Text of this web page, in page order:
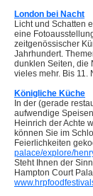
London bei Nacht
Licht und Schatten
eine
zeitgenössischer
Jahrhundert.
dunklen Seiten, die
vieles mehr. Bis 11.
Königliche Küche
In der (gerade
aufwendige
Heinrich der Achte
können Sie im
Feierlichkeiten
palace/explore/
Steht Ihnen der
Hampton Court